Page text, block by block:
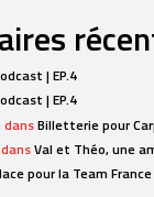
| EP.4
| EP.4
dansBilletterie pour
dansVal et Théo, une
pour la Team France